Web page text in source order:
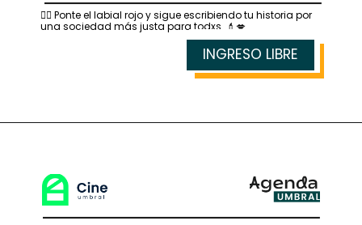
✊🏻 Ponte el labial rojo y sigue escribiendo tu historia por
una sociedad más justa para todxs. 💄💋
INGRESO LIBRE